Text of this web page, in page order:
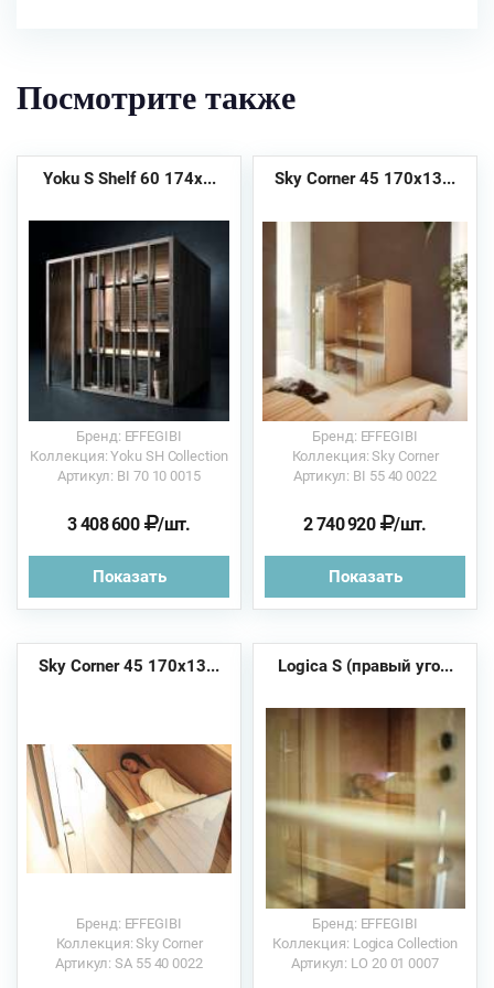
Посмотрите также
Yoku S Shelf 60 174x...
Бренд: EFFEGIBI
Коллекция: Yoku SH Collection
Артикул: BI 70 10 0015
3 408 600 /шт.
Показать
Sky Corner 45 170x13...
Бренд: EFFEGIBI
Коллекция: Sky Corner
Артикул: BI 55 40 0022
2 740 920 /шт.
Показать
Sky Corner 45 170x13...
Бренд: EFFEGIBI
Коллекция: Sky Corner
Артикул: SA 55 40 0022
Logica S (правый уго...
Бренд: EFFEGIBI
Коллекция: Logica Collection
Артикул: LO 20 01 0007